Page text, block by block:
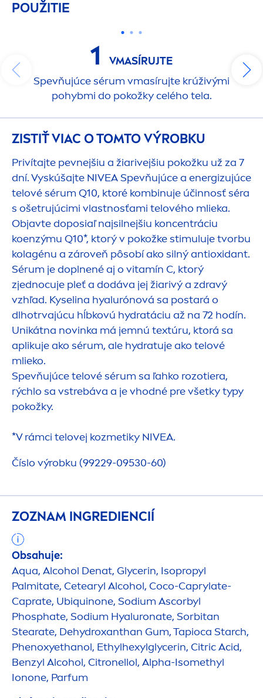
POUŽITIE
1
VMASÍRUJTE
Spevňujúce sérum vmasírujte krúživými
pohybmi do pokožky celého tela.
ZISTIŤ VIAC O TOMTO VÝROBKU
Privítajte pevnejšiu a žiarivejšiu pokožku už za 7
dní. Vyskúšajte NIVEASpevňujúce a energizujúce
telové sérum Q10, ktoré kombinuje účinnosť séra
s ošetrujúcimi vlastnosťami telového mlieka.
Objavte doposiaľ najsilnejšiu koncentráciu
koenzýmu Q10*, ktorý v pokožke stimuluje tvorbu
kolagénu a zároveň pôsobí ako silný antioxidant.
Sérum je doplnené aj o vitamín C, ktorý
zjednocuje pleť a dodáva jej žiarivý a zdravý
vzhľad. Kyselina hyalurónová sa postará o
dlhotrvajúcu hĺbkovú hydratáciu až na 72 hodín.
Unikátna novinka má jemnú textúru, ktorá sa
aplikuje ako sérum, ale hydratuje ako telové
mlieko.
Spevňujúce telové sérum sa ľahko rozotiera,
rýchlo sa vstrebáva a je vhodné pre všetky typy
pokožky.
*V rámci telovej kozmetiky NIVEA.
Číslo výrobku (99229-09530-60)
ZOZNAM INGREDIENCIÍ
Obsahuje:
Aqua, Alcohol Denat, Glycerin, Isopropyl
Palmitate, Cetearyl Alcohol, Coco-Caprylate-
Caprate, Ubiquinone, Sodium Ascorbyl
Phosphate, Sodium Hyaluronate, Sorbitan
Stearate, Dehydroxanthan Gum, Tapioca Starch,
Phenoxyethanol, Ethylhexylglycerin, Citric Acid,
Benzyl Alcohol, Citronellol, Alpha-Isomethyl
Ionone, Parfum